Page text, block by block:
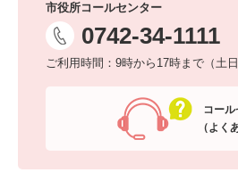
市役所コールセンター
0742-34-1111
ご利用時間：9時から17時まで（土
コー
（よく